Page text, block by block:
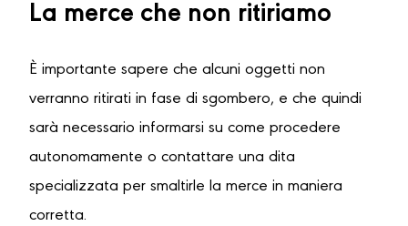
La merce che non ritiriamo
È importante sapere che alcuni oggetti non
verranno ritirati in fase di sgombero, e che quindi
sarà necessario informarsi su come procedere
autonomamente o contattare una dita
specializzata per smaltirle la merce in maniera
corretta.